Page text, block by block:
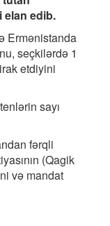
elan edib.
Ermənistanda
seçkilərdə 1
etdiyini
sayı
fərqli
(Qagik
və mandat